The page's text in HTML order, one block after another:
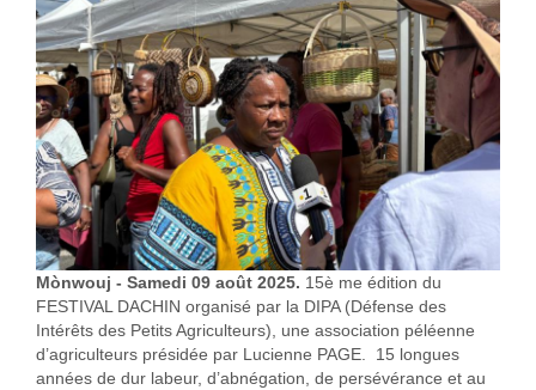
Mònwouj - Samedi 09 août 2025. 15è me édition du
FESTIVAL DACHIN organisé par la DIPA (Défense des
Intérêts des Petits Agriculteurs), une association péléenne
d’agriculteurs présidée par Lucienne PAGE. 15 longues
années de dur labeur, d’abnégation, de persévérance et au